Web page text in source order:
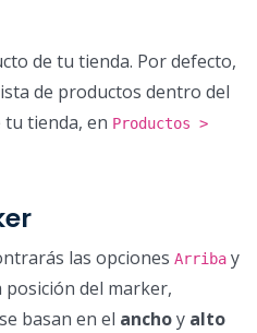
de tu tienda. Por defecto,
de productos dentro del
tu tienda, en Productos >
las opciones Arriba y
del marker,
basan en el anchoy alto